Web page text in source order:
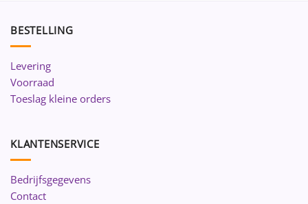
BESTELLING
Levering
Voorraad
Toeslag kleine orders
KLANTENSERVICE
Bedrijfsgegevens
Contact